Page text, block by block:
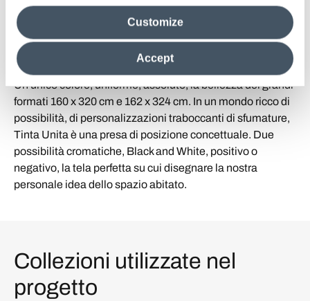
media analytics partners, who may combine itwith other
information in their possession. By closing this banner,
clicking on "Reject", it will be possible tocontinue browsing
the site after installing only technical cookies. For more
information see the
Cookie Policy
Accept
Customize
che si perfeziona scegliendo ilrivestimento tinta unita
per
una casa di recente costruzione. Per dare sostanza a
questo progetto creativo votato all’essenzialità, Level
Tinta Unita è la collezione di riferimento. Bianco o nero.
Un unico colore, uniforme, assoluto, la bellezza dei grandi
formati 160 x 320 cm e 162 x 324 cm. In un mondo ricco di
possibilità, di personalizzazioni traboccanti di sfumature,
Tinta Unita è una presa di posizione concettuale. Due
possibilità cromatiche, Black and White, positivo o
negativo, la tela perfetta su cui disegnare la nostra
personale idea dello spazio abitato.
Collezioni utilizzate nel
progetto